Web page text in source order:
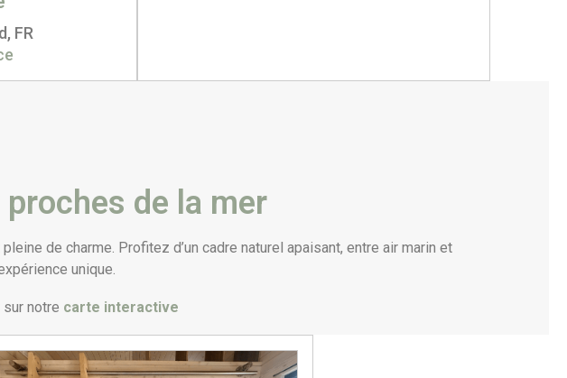
FR
de la mer
de charme. Profitez d’un cadre naturel apaisant, entre air marin et
unique.
notre carte interactive